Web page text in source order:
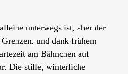
unterwegs ist, aber der
und dank frühem
am Bähnchen auf
Die stille, winterliche